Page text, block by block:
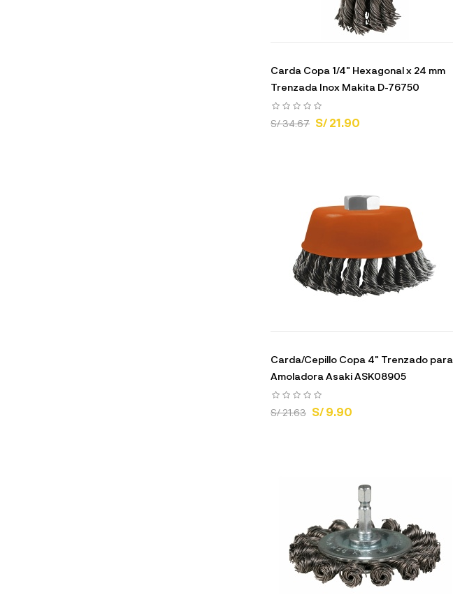
Carda Copa 1/4" Hexagonal x 24 mm
Trenzada Inox Makita D-76750
S/ 34.67 S/ 21.90
Carda/Cepillo Copa 4" Trenzado para
Amoladora Asaki ASK08905
S/ 21.63 S/ 9.90